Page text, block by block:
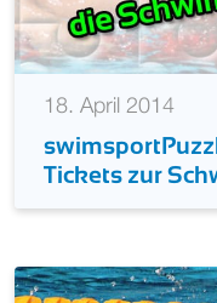
18. April 2014
Tickets zur